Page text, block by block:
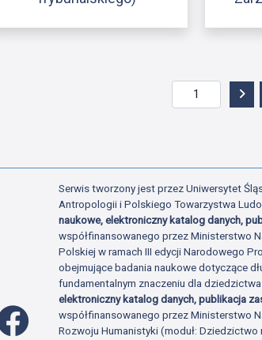
Profil Facebook
Serwis tworzony jest przez Uniwersytet
Antropologii i Polskiego Towarzystwa
naukowe, elektroniczny katalog danych,
współfinansowanego przez Ministerstwo
Polskiej w ramach III edycji Narodowego
obejmujące badania naukowe dotyczące
fundamentalnym znaczeniu dla
elektroniczny katalog danych, publikacja
współfinansowanego przez Ministerstwo
Rozwoju Humanistyki (moduł: